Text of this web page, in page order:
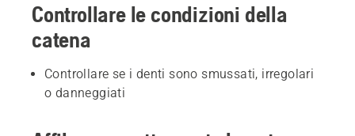
Controllare le condizioni della
catena
Controllare se i denti sono smussati, irregolari
o danneggiati